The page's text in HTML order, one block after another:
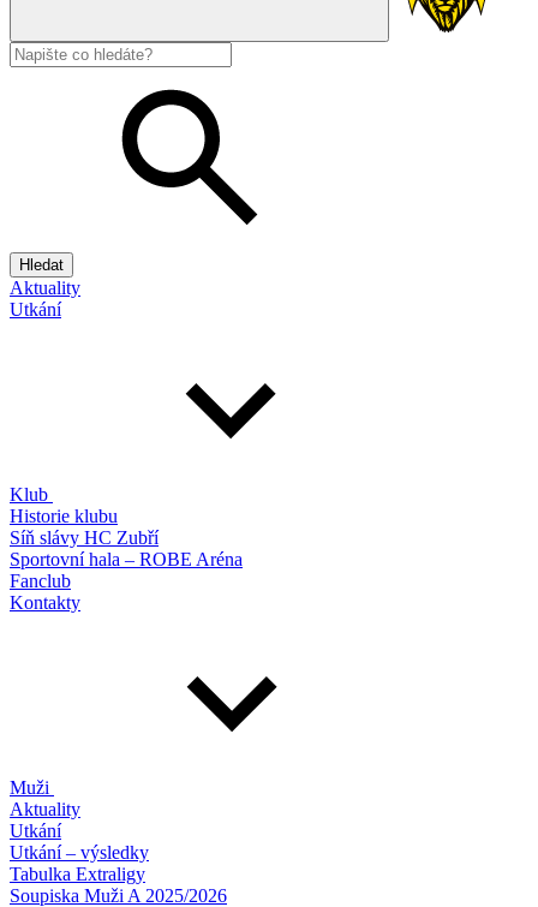
Hledat
Aktuality
Utkání
Klub
Historie klubu
Síň slávy HC Zubří
Sportovní hala – ROBE Aréna
Fanclub
Kontakty
Muži
Aktuality
Utkání
Utkání – výsledky
Tabulka Extraligy
Soupiska Muži A 2025/2026